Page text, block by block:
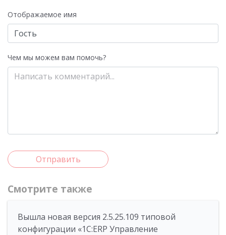
Отображаемое имя
Чем мы можем вам помочь?
Отправить
Смотрите также
Вышла новая версия 2.5.25.109 типовой
конфигурации «1С:ERP Управление